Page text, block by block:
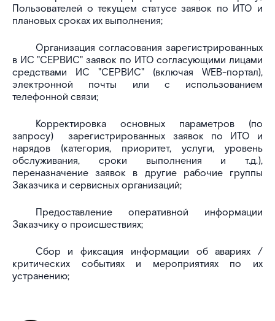
Пользователей о текущем статусе заявок по ИТО и
плановых сроках их выполнения;
Организация согласования зарегистрированных
в ИС "СЕРВИС" заявок по ИТО согласующими лицами
средствами ИС "СЕРВИС" (включая WEB-портал),
электронной почты или с использованием
телефонной связи;
Корректировка основных параметров (по
запросу) зарегистрированных заявок по ИТО и
нарядов (категория, приоритет, услуги, уровень
обслуживания, сроки выполнения и т.д.),
переназначение заявок в другие рабочие группы
Заказчика и сервисных организаций;
Предоставление оперативной информации
Заказчику о происшествиях;
Сбор и фиксация информации об авариях /
критических событиях и мероприятиях по их
устранению;